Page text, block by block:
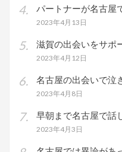
パートナーが名古屋
2023年4月13日
滋賀の出会いをサポ
2023年4月12日
名古屋の出会いで泣
2023年4月8日
早朝まで名古屋で話
2023年4月3日